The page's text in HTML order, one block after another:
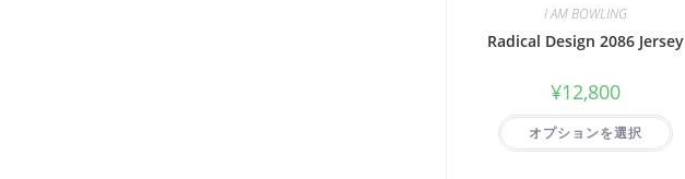
I AM BOWLING
Radical Design 2086 Jersey
¥12,800
オプションを選択